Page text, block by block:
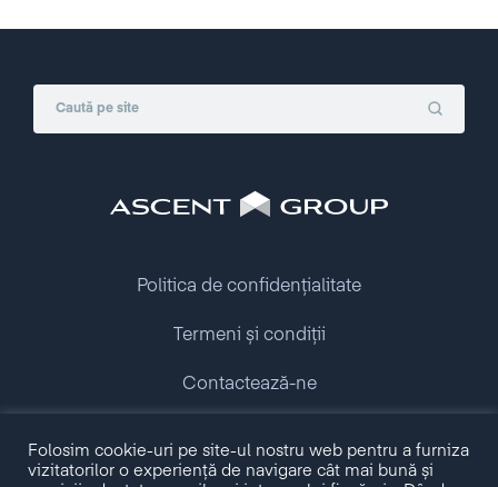
Copyright © 2009 - 2026 Ascent Group.
All rights reserved.
Politica de confidențialitate
Termeni și condiții
Contactează-ne
Folosim cookie-uri pe site-ul nostru web pentru a furniza
vizitatorilor o experiență de navigare cât mai bună și